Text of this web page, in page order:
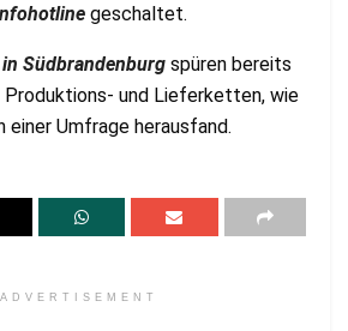
geschaltet.
Südbrandenburg spüren bereits
Produktions- und Lieferketten, wie
einer Umfrage herausfand.
ADVERTISEMENT